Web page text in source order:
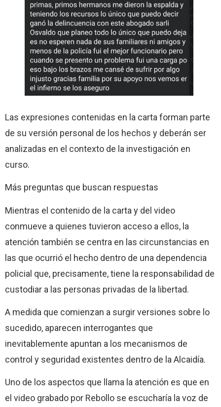
Las expresiones contenidas en la carta forman parte
de su versión personal de los hechos y deberán ser
analizadas en el contexto de la investigación en
curso.
Más preguntas que buscan respuestas
Mientras el contenido de la carta y del video
conmueve a quienes tuvieron acceso a ellos, la
atención también se centra en las circunstancias en
las que ocurrió el hecho dentro de una dependencia
policial que, precisamente, tiene la responsabilidad de
custodiar a las personas privadas de la libertad.
A medida que comienzan a surgir versiones sobre lo
sucedido, aparecen interrogantes que
inevitablemente apuntan a los mecanismos de
control y seguridad existentes dentro de la Alcaidía.
Uno de los aspectos que llama la atención es que en
el video grabado por Rebollo se escucharía la voz de